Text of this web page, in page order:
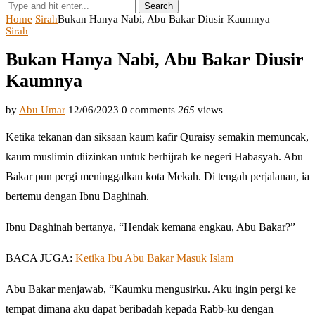
Search
Home SirahBukan Hanya Nabi, Abu Bakar Diusir Kaumnya
Sirah
Bukan Hanya Nabi, Abu Bakar Diusir
Kaumnya
by Abu Umar 12/06/2023 0 comments 265 views
Ketika tekanan dan siksaan kaum kafir Quraisy semakin memuncak,
kaum muslimin diizinkan untuk berhijrah ke negeri Habasyah. Abu
Bakar pun pergi meninggalkan kota Mekah. Di tengah perjalanan, ia
bertemu dengan Ibnu Daghinah.
Ibnu Daghinah bertanya, “Hendak kemana engkau, Abu Bakar?”
BACA JUGA: Ketika Ibu Abu Bakar Masuk Islam
Abu Bakar menjawab, “Kaumku mengusirku. Aku ingin pergi ke
tempat dimana aku dapat beribadah kepada Rabb-ku dengan